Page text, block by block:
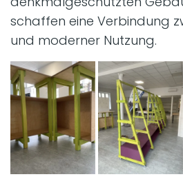
schaffen eine Verbindung
und moderner Nutzung.